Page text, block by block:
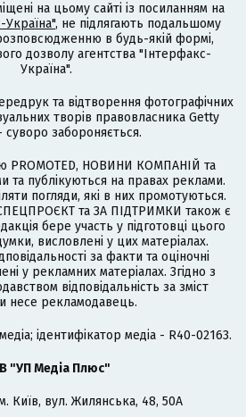
на цьому сайті із посиланням на
Україна", не підлягають подальшому
в будь-якій формі,
дозволу агентства "Інтерфакс-
Україна".
та відтворення фотографічних
творів правовласника Getty
суворо забороняється.
PROMOTED, НОВИНИ КОМПАНІЙ та
публікуються на правах реклами.
погляди, які в них промотуються.
та ЗА ПІДТРИМКИ також є
бере участь у підготовці цього
висловлені у цих матеріалах.
за факти та оціночні
у рекламних матеріалах. Згідно з
відповідальність за зміст
несе рекламодавець.
ідентифікатор медіа - R40-02163.
"УП Медіа Плюс"
Київ, вул. Жилянська, 48, 50А